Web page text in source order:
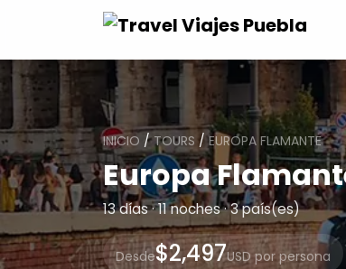
INICIO /TOURS /EUROPA FLAMANTE
Europa
13 días · 11 noches · 3 país(es)
Desde$2,497USD por persona